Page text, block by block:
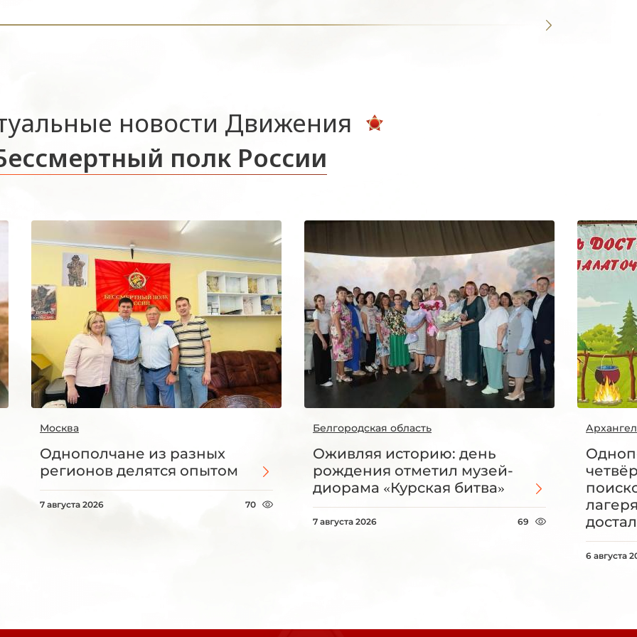
новости Движения
полк России
Москва
Однополчане из разных
регионов делятся опытом
7 августа 2026 70
Белгородская область
Оживляя историю: день
рождения отметил музей-
диорама «Курская битва»
7 августа 2026 69
6 августа